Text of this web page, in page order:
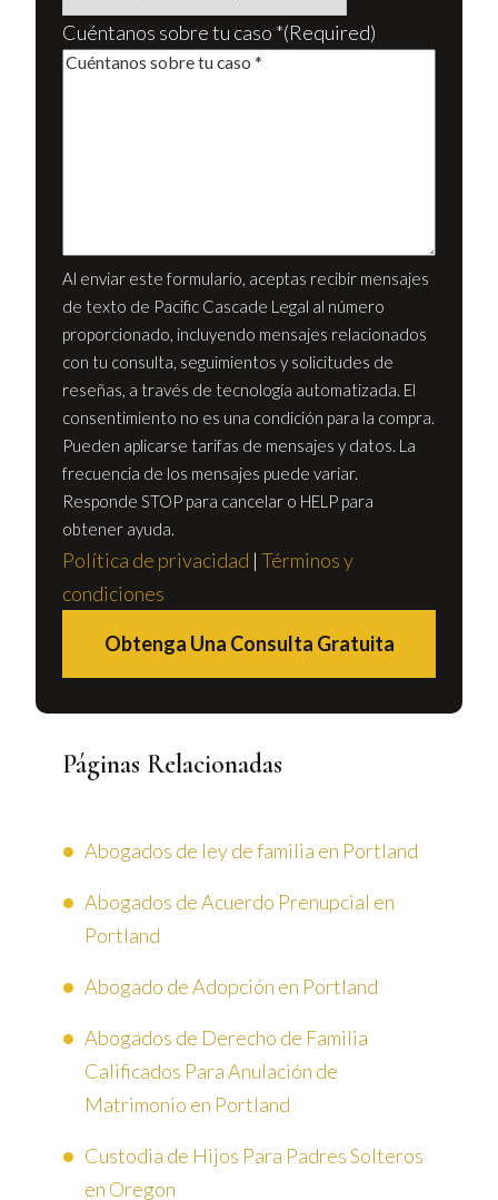
Cuéntanos sobre tu caso *(Required)
Al enviar este formulario, aceptas recibir mensajes
de texto de Pacific Cascade Legal al número
proporcionado, incluyendo mensajes relacionados
con tu consulta, seguimientos y solicitudes de
reseñas, a través de tecnología automatizada. El
consentimiento no es una condición para la compra.
Pueden aplicarse tarifas de mensajes y datos. La
frecuencia de los mensajes puede variar.
Responde STOP para cancelar o HELP para
obtener ayuda.
Política de privacidad | Términos y
condiciones
Obtenga Una Consulta Gratuita
Páginas Relacionadas
Abogados de ley de familia en Portland
Abogados de Acuerdo Prenupcial en
Portland
Abogado de Adopción en Portland
Abogados de Derecho de Familia
Calificados Para Anulación de
Matrimonio en Portland
Custodia de Hijos Para Padres Solteros
en Oregon